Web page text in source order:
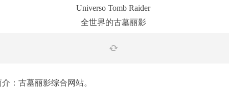
Universo Tomb Raider
全世界的古墓丽影
介：古墓丽影综合网站。